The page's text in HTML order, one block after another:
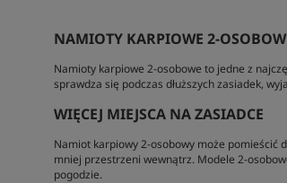
NAMIOTY KARPIOWE 2-
Namioty karpiowe 2-osobowe to jedne z
sprawdza się podczas dłuższych zasiadek,
WIĘCEJ MIEJSCA NA ZASIADCE
Namiot karpiowy 2-osobowy może pomieścić
mniej przestrzeni wewnątrz. Modele 2-
pogodzie.